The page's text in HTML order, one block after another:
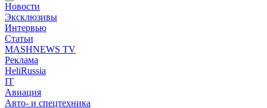
Новости
Эксклюзивы
Интервью
Статьи
MASHNEWS TV
Реклама
HeliRussia
IT
Авиация
Авто- и спецтехника